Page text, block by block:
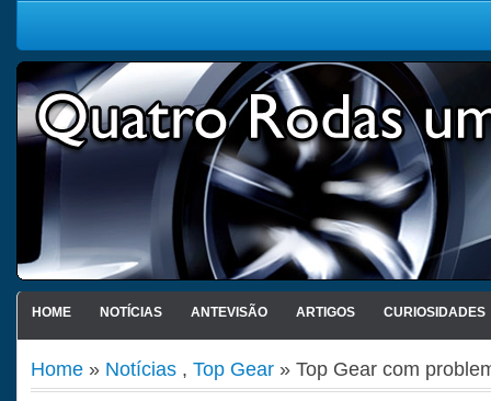
HOME NOTÍCIAS ANTEVISÃO ARTIGOS CURIOSIDADES
Home » Notícias , Top Gear » Top Gear com